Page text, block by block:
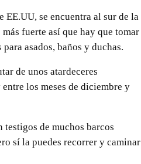
EE.UU, se encuentra al sur de la
fuerte así que hay que tomar
asados, baños y duchas.
de unos atardeceres
los meses de diciembre y
de muchos barcos
sí la puedes recorrer y caminar